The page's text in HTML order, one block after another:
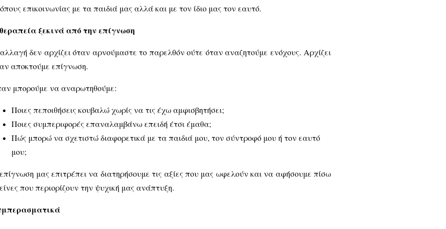
επικοινωνίας με τα παιδιά μας αλλά και με τον ίδιο μας τον εαυτό.
ξεκινά από την επίγνωση
δεν αρχίζει όταν αρνούμαστε το παρελθόν ούτε όταν αναζητούμε ενόχους. Αρχίζει
αποκτούμε επίγνωση.
μπορούμε να αναρωτηθούμε:
Ποιες πεποιθήσεις κουβαλώ χωρίς να τις έχω αμφισβητήσει;
Ποιες συμπεριφορές επαναλαμβάνω επειδή έτσι έμαθα;
Πώς μπορώ να σχετιστώ διαφορετικά με τα παιδιά μου, τον σύντροφό μου ή τον εαυτό
μου;
μας επιτρέπει να διατηρήσουμε τις αξίες που μας ωφελούν και να αφήσουμε πίσω
που περιορίζουν την ψυχική μας ανάπτυξη.